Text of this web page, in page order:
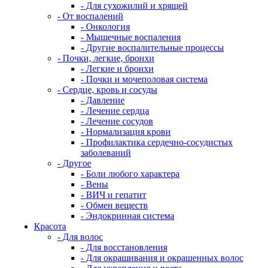
- Для сухожилий и хрящей
- От воспалений
- Онкология
- Мышечные воспаления
- Другие воспалительные процессы
- Почки, легкие, бронхи
- Легкие и бронхи
- Почки и мочеполовая система
- Сердце, кровь и сосуды
- Давление
- Лечение сердца
- Лечение сосудов
- Нормализация крови
- Профилактика сердечно-сосудистых
заболеваний
- Другое
- Боли любого характера
- Вены
- ВИЧ и гепатит
- Обмен веществ
- Эндокринная система
Красота
- Для волос
- Для восстановления
- Для окрашивания и окрашенных волос